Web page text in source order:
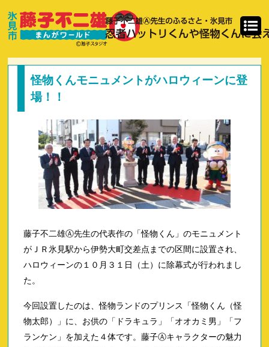
怪物くんモニュメントがハロウィーンに登
場！！
藤子不二雄Ⓐ先生の代表作の「怪物くん」のモニュメント
がＪＲ氷見駅から伊勢大町交差点までの区間に設置され、
ハロウィーンの１０月３１日（土）に除幕式が行われまし
た。
今回設置したのは、怪物ランドのプリンス「怪物くん（怪
物太郎）」に、お供の「ドラキュラ」「オオカミ男」「フ
ランケン」を加えた４体です。藤子Ⓐキャラクターの魅力